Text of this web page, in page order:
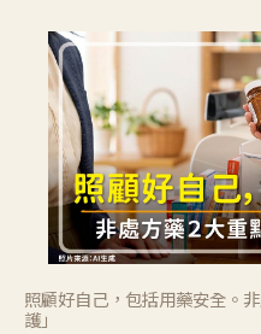
照顧好自己，包括用藥安全。
護」